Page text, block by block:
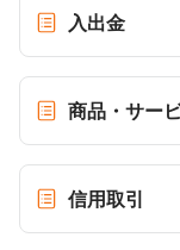
入出金
商品・サー
信用取引